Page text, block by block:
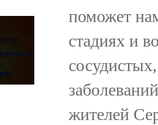
поможет
стадиях и
жителей